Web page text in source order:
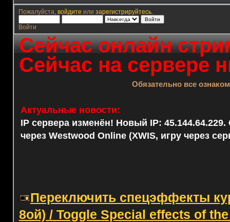
Пожалуйста, войдите или зарегистрируйтесь.
Войти
Сейчас онлайн
Сейчас на сервере
Обязательно все
Актуальные новости:
IP сервера изменён! Новый IP: 45.144.64.229.
через Westwood Online (XWIS, игру через
Переключить спецэффекты
8ой) / Toggle Special effects of